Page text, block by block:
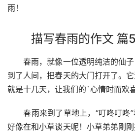
雨！
描写春雨的作文 篇5
春雨，就像一位透明纯洁的仙子
到了人间，把春天的大门打开了。
就是十几天，让我们的`心情时而欢
春雨来到了草地上，“叮咚叮咚”
好像在和小草谈天呢！小草弟弟刚